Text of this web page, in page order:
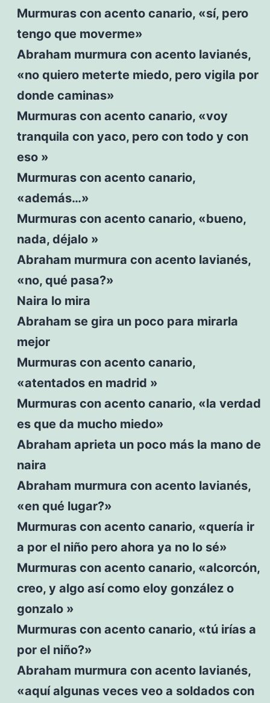
Murmuras con acento canario, «sí, pero
tengo que moverme»
Abraham murmura con acento lavianés,
«no quiero meterte miedo, pero vigila por
donde caminas»
Murmuras con acento canario, «voy
tranquila con yaco, pero con todo y con
eso »
Murmuras con acento canario,
«además…»
Murmuras con acento canario, «bueno,
nada, déjalo »
Abraham murmura con acento lavianés,
«no, qué pasa?»
Naira lo mira
Abraham se gira un poco para mirarla
mejor
Murmuras con acento canario,
«atentados en madrid »
Murmuras con acento canario, «la verdad
es que da mucho miedo»
Abraham aprieta un poco más la mano de
naira
Abraham murmura con acento lavianés,
«en qué lugar?»
Murmuras con acento canario, «quería ir
a por el niño pero ahora ya no lo sé»
Murmuras con acento canario, «alcorcón,
creo, y algo así como eloy gonzález o
gonzalo »
Murmuras con acento canario, «tú irías a
por el niño?»
Abraham murmura con acento lavianés,
«aquí algunas veces veo a soldados con